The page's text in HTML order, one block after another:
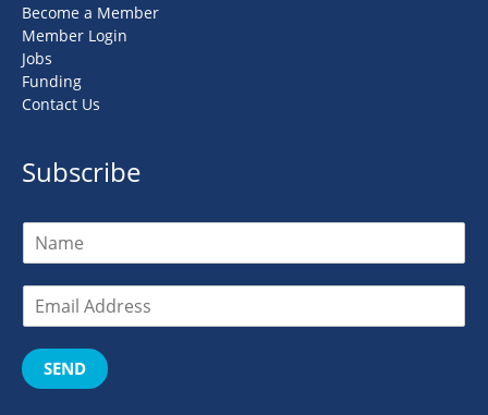
Become a Member
Member Login
Jobs
Funding
Contact Us
Subscribe
SEND